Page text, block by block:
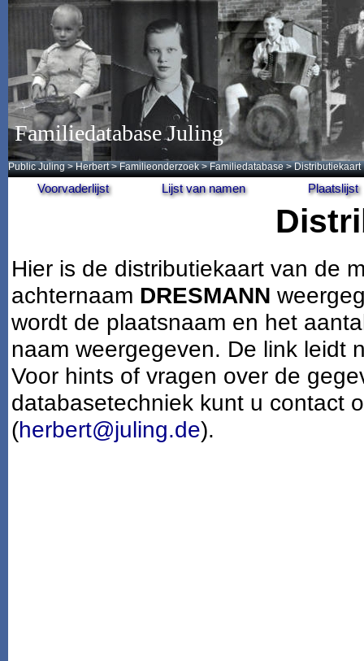
Familiedatabase Juling
Public Juling >Herbert >Familieonderzoek >Familiedatabase > Distributiekaart
Voorvaderlijst Lijst van namen Plaatslijst
Hier is de distributiekaart van de
achternaam DRESMANN
wordt de plaatsnaam en het
naam weergegeven. De link leidt
Voor hints of vragen over de
databasetechniek kunt u contact
(herbert@juling.de).